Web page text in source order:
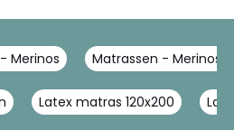
Merinos Matrassen - Merinos
Latex matras 120x200